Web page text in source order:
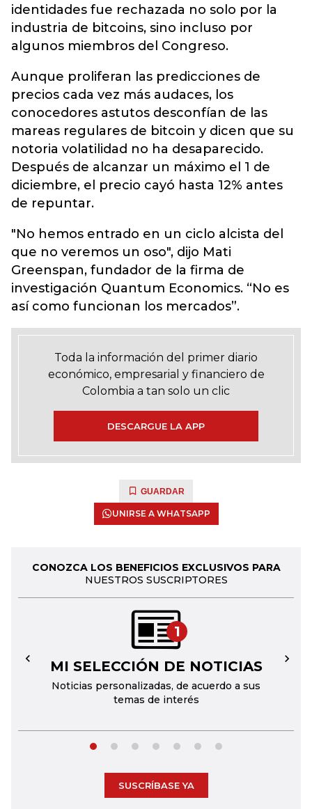
identidades fue rechazada no solo por la
industria de bitcoins, sino incluso por
algunos miembros del Congreso.
Aunque proliferan las predicciones de
precios cada vez más audaces, los
conocedores astutos desconfían de las
mareas regulares de bitcoin y dicen que su
notoria volatilidad no ha desaparecido.
Después de alcanzar un máximo el 1 de
diciembre, el precio cayó hasta 12% antes
de repuntar.
"No hemos entrado en un ciclo alcista del
que no veremos un oso", dijo Mati
Greenspan, fundador de la firma de
investigación Quantum Economics. “No es
así como funcionan los mercados”.
Toda la información del primer diario
económico, empresarial y financiero de
Colombia a tan solo un clic
DESCARGUE LA APP
GUARDAR
UNIRSE A WHATSAPP
CONOZCA LOS BENEFICIOS EXCLUSIVOS PARA
NUESTROS SUSCRIPTORES
1
MI SELECCIÓN DE NOTICIAS
Noticias personalizadas, de acuerdo a sus
temas de interés
← →
SUSCRÍBASE YA